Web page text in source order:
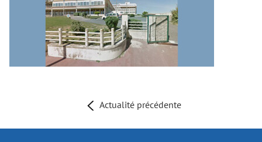
Actualité précédente